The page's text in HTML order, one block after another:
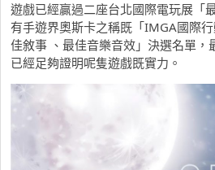
遊戲已經贏過二座台北國際電玩展「
有手遊界奧斯卡之稱既「IMGA國際
佳敘事 、最佳音樂音效」決選名單，
已經足夠證明呢隻遊戲既實力。